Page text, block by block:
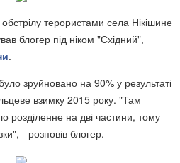
терористами села Нікішине
блогер під ніком "Східний",
.
зруйновано на 90% у результаті
взимку 2015 року. "Там
розділенне на дві частини, тому
- розповів блогер.